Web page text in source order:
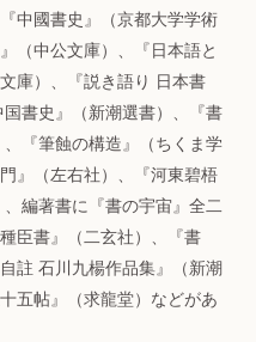
中國書史』（京都大学学術
（中公文庫）、『日本語と
庫）、『説き語り 日本書
書史』（新潮選書）、『書
『筆蝕の構造』（ちくま学
』（左右社）、『河東碧梧
編著書に『書の宇宙』全二
臣書』（二玄社）、『書
註 石川九楊作品集』（新潮
五帖』（求龍堂）などがあ